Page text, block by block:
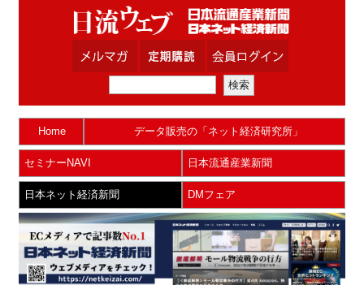
Home データ販売の「ネット経済研究所」
セミナーNAVI 日本流通産業新聞
日本ネット経済新聞 DMフェア